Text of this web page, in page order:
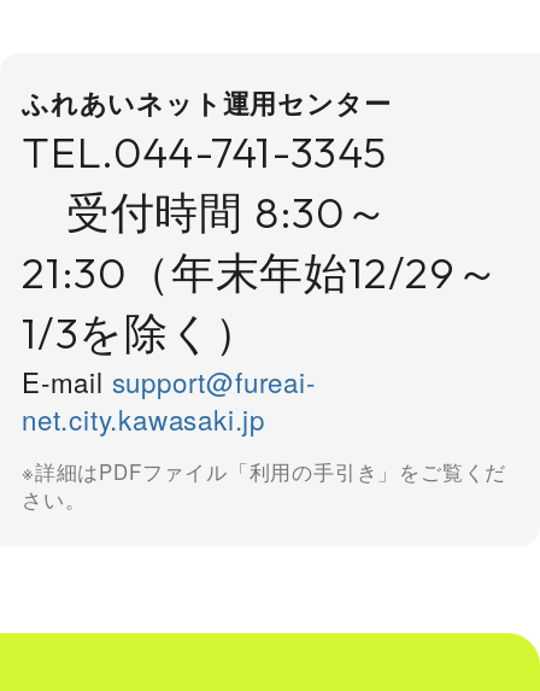
ふれあいネット運用センター
TEL.044-741-3345
受付時間 8:30～
21:30（年末年始12/29～
1/3を除く）
E-mail support@fureai-
net.city.kawasaki.jp
※詳細はPDFファイル「利用の手引き」をご覧くだ
さい。